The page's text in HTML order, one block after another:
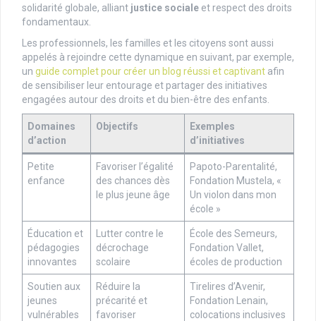
solidarité globale, alliant justice sociale et respect des droits
fondamentaux.
Les professionnels, les familles et les citoyens sont aussi
appelés à rejoindre cette dynamique en suivant, par exemple,
un guide complet pour créer un blog réussi et captivant afin
de sensibiliser leur entourage et partager des initiatives
engagées autour des droits et du bien-être des enfants.
Domaines
d’action
Objectifs
Exemples
d’initiatives
Petite
enfance
Favoriser l’égalité
des chances dès
le plus jeune âge
Papoto-Parentalité,
Fondation Mustela, «
Un violon dans mon
école »
Éducation et
pédagogies
innovantes
Lutter contre le
décrochage
scolaire
École des Semeurs,
Fondation Vallet,
écoles de production
Soutien aux
jeunes
vulnérables
Réduire la
précarité et
favoriser
Tirelires d’Avenir,
Fondation Lenain,
colocations inclusives